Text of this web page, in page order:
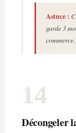
Astuce :
garde 3
commerce.
14
Décongeler